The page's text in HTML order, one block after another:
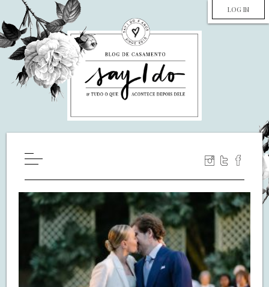
LOG IN
WILL YOU MARRY ME?
LUA DE MEL
COZINHA
DECORAÇÃO
DE NOIVA PRA NOIVA
S.O.S CASADAS